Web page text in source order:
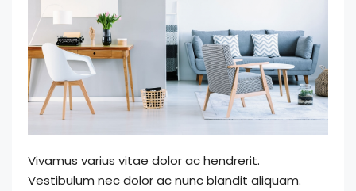
Vivamus varius vitae dolor ac hendrerit.
Vestibulum nec dolor ac nunc blandit aliquam.